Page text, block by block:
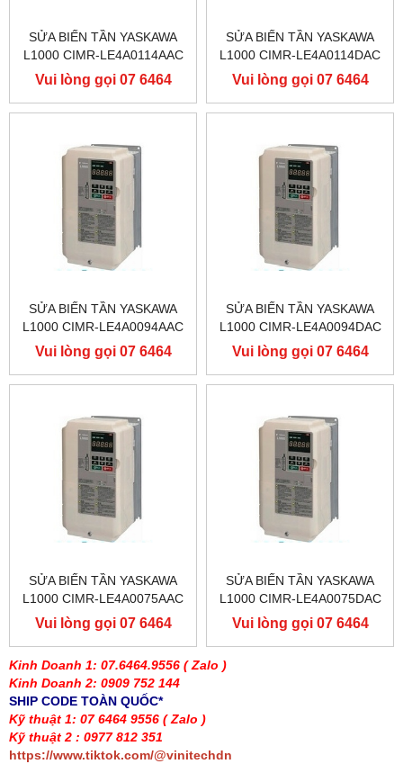
Kinh Doanh 1: 07.6464.9556 ( Zalo )
Kinh Doanh 2: 0909 752 144
SHIP CODE TOÀN QUỐC*
Kỹ thuật 1: 07 6464 9556 ( Zalo )
Kỹ thuật 2 : 0977 812 351
https://www.tiktok.com/@vinitechdn
SỬA BIẾN TẦN YASKAWA
L1000 CIMR-LE4A0114AAC
400V 55KW, BIẾN TẦN
YASKAWA L1000
Vui lòng gọi 07 6464
9556
SỬA BIẾN TẦN YASKAWA
L1000 CIMR-LE4A0114DAC
400V 55KW, BIẾN TẦN
YASKAWA L1000
Vui lòng gọi 07 6464
9556
SỬA BIẾN TẦN YASKAWA
L1000 CIMR-LE4A0094AAC
400V 45KW, BIẾN TẦN
YASKAWA L1000
Vui lòng gọi 07 6464
9556
SỬA BIẾN TẦN YASKAWA
L1000 CIMR-LE4A0094DAC
400V 45KW, BIẾN TẦN
YASKAWA L1000
Vui lòng gọi 07 6464
9556
SỬA BIẾN TẦN YASKAWA
L1000 CIMR-LE4A0075AAC
400V 37KW, BIẾN TẦN
YASKAWA L1000
Vui lòng gọi 07 6464
9556
SỬA BIẾN TẦN YASKAWA
L1000 CIMR-LE4A0075DAC
400V 37KW, BIẾN TẦN
YASKAWA L1000
Vui lòng gọi 07 6464
9556